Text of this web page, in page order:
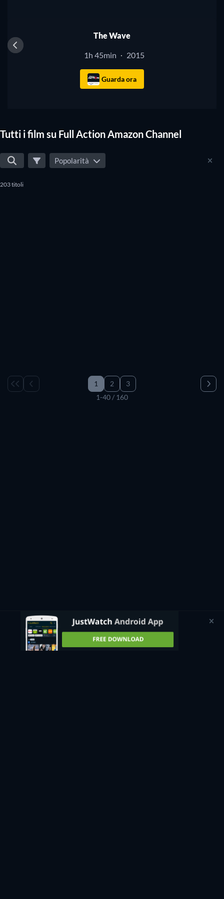
fantastici film su Full Action Amazon Channel.
The Wave
1h 45min · 2015
Guarda ora
Tutti i film su Full Action Amazon Channel
Popolarità
203 titoli
1 2
3
1-40 / 160